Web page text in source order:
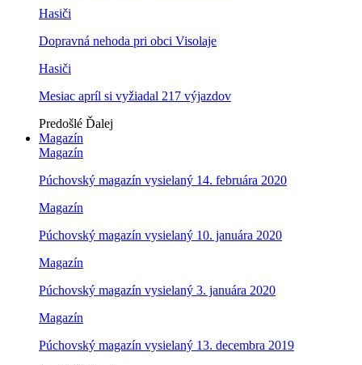
Hasiči
Dopravná nehoda pri obci Visolaje
Hasiči
Mesiac apríl si vyžiadal 217 výjazdov
Predošlé Ďalej
Magazín
Magazín
Púchovský magazín vysielaný 14. februára 2020
Magazín
Púchovský magazín vysielaný 10. januára 2020
Magazín
Púchovský magazín vysielaný 3. januára 2020
Magazín
Púchovský magazín vysielaný 13. decembra 2019